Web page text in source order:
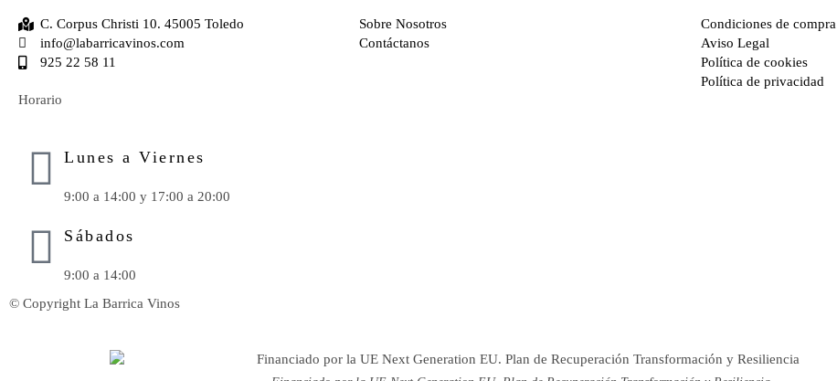
C. Corpus Christi 10. 45005 Toledo
info@labarricavinos.com
925 22 58 11
Horario
Lunes a Viernes
9:00 a 14:00 y 17:00 a 20:00
Sábados
9:00 a 14:00
Sobre Nosotros
Contáctanos
Condiciones de compra
Aviso Legal
Política de cookies
Política de privacidad
© Copyright La Barrica Vinos